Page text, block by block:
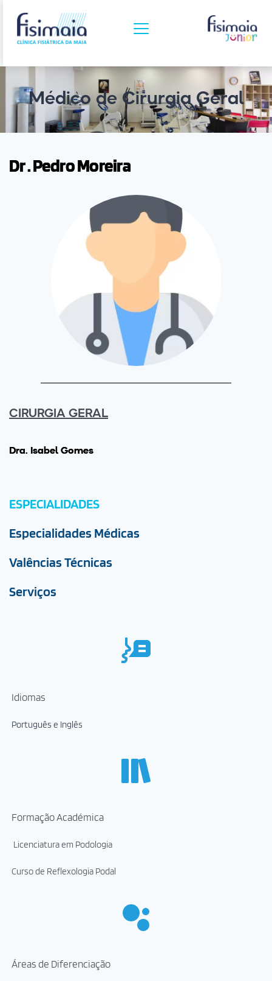
Médico de Cirurgia Geral
Dr . Pedro Moreira
CIRURGIA GERAL
Drª. Isabel Gomes
ESPECIALIDADES
Especialidades Médicas
Valências Técnicas
Serviços
Idiomas
Português e Inglês
Formação Académica
Licenciatura em Podologia
Curso de Reflexologia Podal
Áreas de Diferenciação